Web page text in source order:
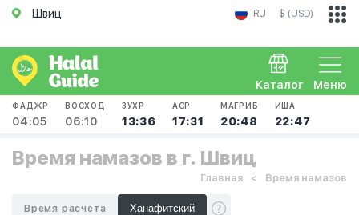
Швиц RU $ (USD)
Меню
Каталог
ФАДЖР
04:05
ВОСХОД
06:10
ЗУХР
13:36
АСР
17:31
МАГРИБ
20:48
ИША
22:47
Время намазов в г. Швиц
Главная Время намазов
Время расчета